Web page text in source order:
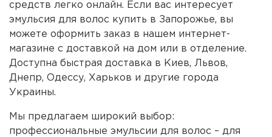
средств легко онлайн. Если вас интересует
эмульсия для волос купить в Запорожье, вы
можете оформить заказ в нашем интернет-
магазине с доставкой на дом или в отделение.
Доступна быстрая доставка в Киев, Львов,
Днепр, Одессу, Харьков и другие города
Украины.
Мы предлагаем широкий выбор:
профессиональные эмульсии для волос – для